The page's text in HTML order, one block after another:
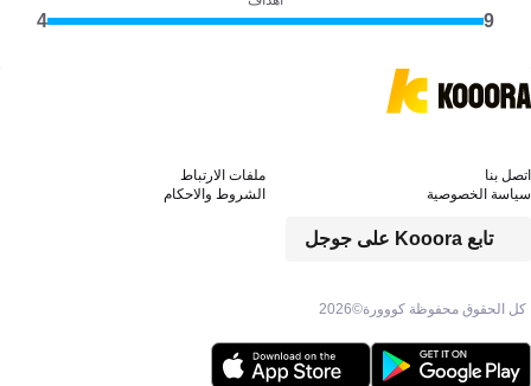
9
4
كل الحقوق محفوظة كووورة©2026
تابع Kooora على جوجل
اتصل بنا
ملفات الارتباط
سياسة الخصوصية
الشروط والاحكام